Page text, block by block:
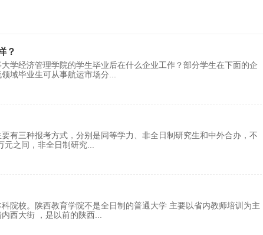
？
学经济管理学院的学生毕业后在什么企业工作？部分学生在下面的企
域毕业生可从事航运市场分
有三种报考方式，分别是同等学力、非全日制研究生和中外合办，不
元之间，非全日制研究
院校。陕西教育学院不是全日制的普通大学 主要以省内教师培训为主
西大街 ，是以前的陕西